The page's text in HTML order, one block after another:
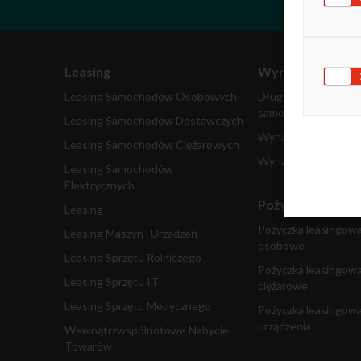
Leasing
Leasing Samochodów Osobowych
Leasing Samochodów Dostawczych
Leasing Samochodów Ciężarowych
Leasing Samochodów
Elektrycznych
Leasing
Leasing Maszyn i Urządzeń
Leasing Sprzętu Rolniczego
Leasing Sprzętu IT
Leasing Sprzętu Medycznego
Wewnątrzwspólnotowe Nabycie
Towarów
Wynajem
Długoterminowy
samochodów
Wynajem
Wynajem pojazdów
Pożyczka dla firm
Pożyczka
osobowe
Pożyczka
ciężarowe
Pożyczka
urządzenia